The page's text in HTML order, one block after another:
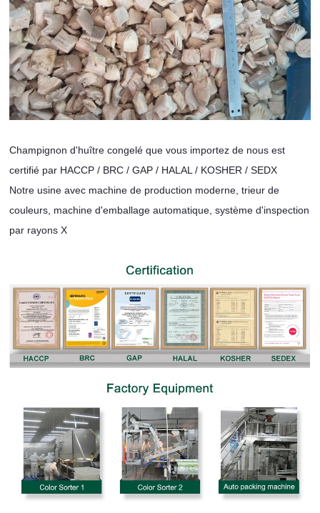
Champignon d'huître congelé que vous importez de nous est
certifié par HACCP / BRC / GAP / HALAL / KOSHER / SEDX
Notre usine avec machine de production moderne, trieur de
couleurs, machine d'emballage automatique, système d'inspection
par rayons X